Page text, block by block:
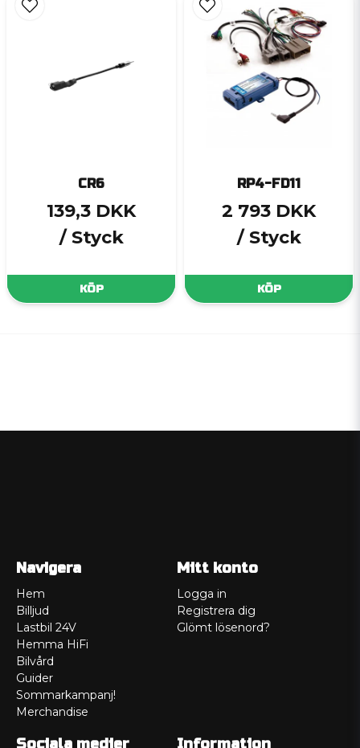
CR6
139,3 DKK
/ Styck
KÖP
RP4-FD11
2 793 DKK
/ Styck
KÖP
Navigera
Hem
Billjud
Lastbil 24V
Hemma HiFi
Bilvård
Guider
Sommarkampanj!
Merchandise
Mitt konto
Logga in
Registrera dig
Glömt lösenord?
Sociala medier Information